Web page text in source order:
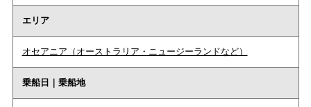
エリア
オセアニア（オーストラリア・ニュージーランドなど）
乗船日｜乗船地